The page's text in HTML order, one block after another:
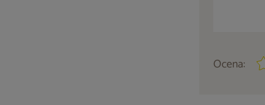
Ocena: